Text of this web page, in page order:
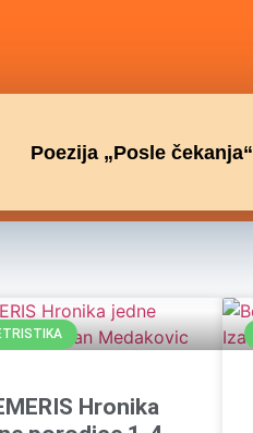
Poezija „Posle čekanja“
Hronika